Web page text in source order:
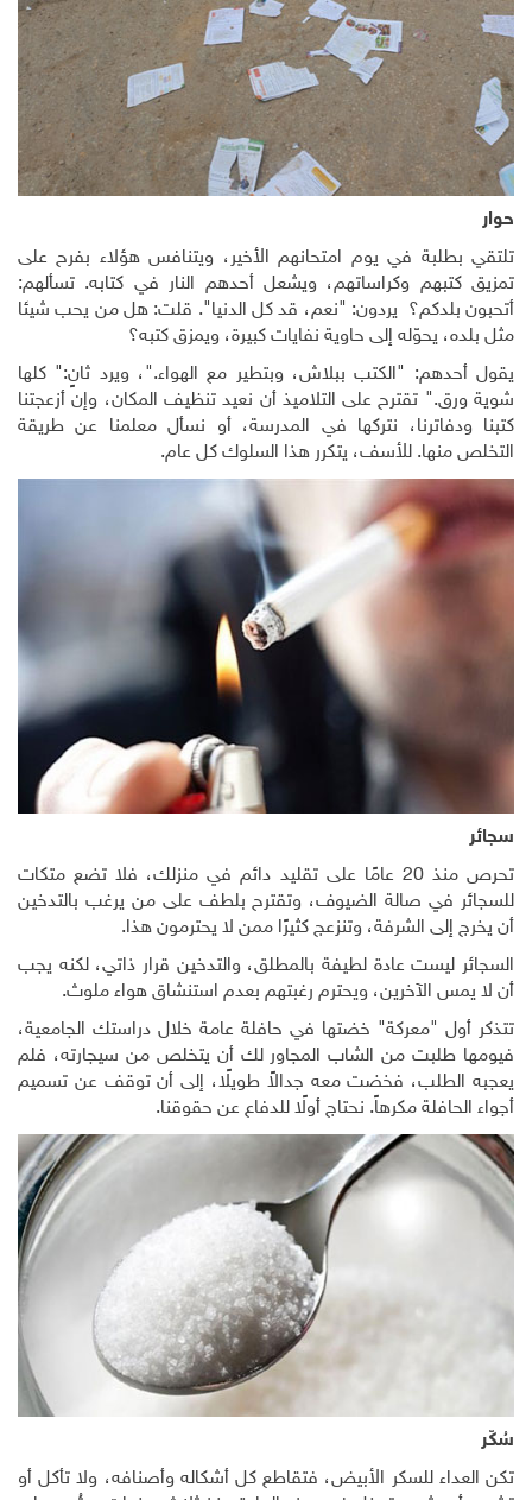
حوار
تلتقي بطلبة في يوم امتحانهم الأخير، ويتنافس هؤلاء بفرح على
تمزيق كتبهم وكراساتهم، ويشعل أحدهم النار في كتابه. تسألهم:
أتحبون بلدكم؟ يردون: "نعم، قد كل الدنيا". قلت: هل من يحب شيئا
مثل بلده، يحوّله إلى حاوية نفايات كبيرة، ويمزق كتبه؟
يقول أحدهم: "الكتب ببلاش، وبتطير مع الهواء."، ويرد ثانٍ:" كلها
شوية ورق." تقترح على التلاميذ أن نعيد تنظيف المكان، وإن أزعجتنا
كتبنا ودفاترنا، نتركها في المدرسة، أو نسأل معلمنا عن طريقة
التخلص منها. للأسف، يتكرر هذا السلوك كل عام.
سجائر
تحرص منذ 20 عامًا على تقليد دائم في منزلك، فلا تضع متكات
للسجائر في صالة الضيوف، وتقترح بلطف على من يرغب بالتدخين
أن يخرج إلى الشرفة، وتنزعج كثيرًا ممن لا يحترمون هذا.
السجائر ليست عادة لطيفة بالمطلق، والتدخين قرار ذاتي، لكنه يجب
أن لا يمس الآخرين، ويحترم رغبتهم بعدم استنشاق هواء ملوث.
تتذكر أول "معركة" خضتها في حافلة عامة خلال دراستك الجامعية،
فيومها طلبت من الشاب المجاور لك أن يتخلص من سيجارته، فلم
يعجبه الطلب، فخضت معه جدالاً طويلًا، إلى أن توقف عن تسميم
أجواء الحافلة مكرهاً. نحتاج أولًا للدفاع عن حقوقنا.
سُكّر
تكن العداء للسكر الأبيض، فتقاطع كل أشكاله وأصنافه، ولا تأكل أو